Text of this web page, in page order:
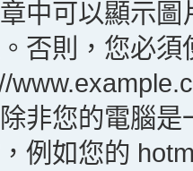
中可以顯示
否則，您必
非您的電腦
例如您的